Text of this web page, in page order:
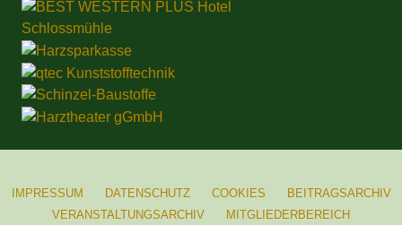
IMPRESSUM DATENSCHUTZ COOKIES
BEITRAGSARCHIV
VERANSTALTUNGSARCHIV
MITGLIEDERBEREICH